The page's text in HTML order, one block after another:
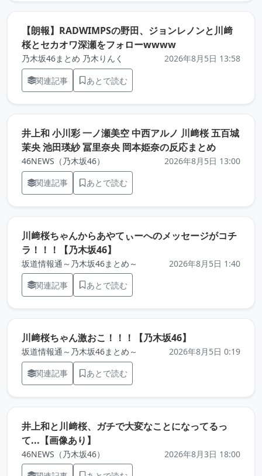
【朗報】RADWIMPSの野田、ジョンレノンと川﨑
桜とセカオワ深瀬をフォローwwww（元記事を新しい
乃木坂46まとめ 乃木りんく
2026年8月5日 13:58
関連記事
あとで読む
井上和 小川彩 一ノ瀬美空 中西アルノ 川﨑桜 五百城
茉央 池田瑛紗 冨里奈央 岡本姫奈の反応まとめ（元記事
46NEWS（乃木坂46）
2026年8月5日 13:00
関連記事
あとで読む
川﨑桜ちゃんからあやてぃーへのメッセージがコチ
ラ！！！【乃木坂46】
坂道情報通～乃木坂46まとめ～
2026年8月5日 1:40
関連記事
あとで読む
川﨑桜ちゃん激おこ！！！【乃木坂46】
坂道情報通～乃木坂46まとめ～
2026年8月5日 0:19
関連記事
あとで読む
井上和と川﨑桜、ガチで大変なことになってるっ
て...【画像あり】
46NEWS（乃木坂46）
2026年8月3日 18:00